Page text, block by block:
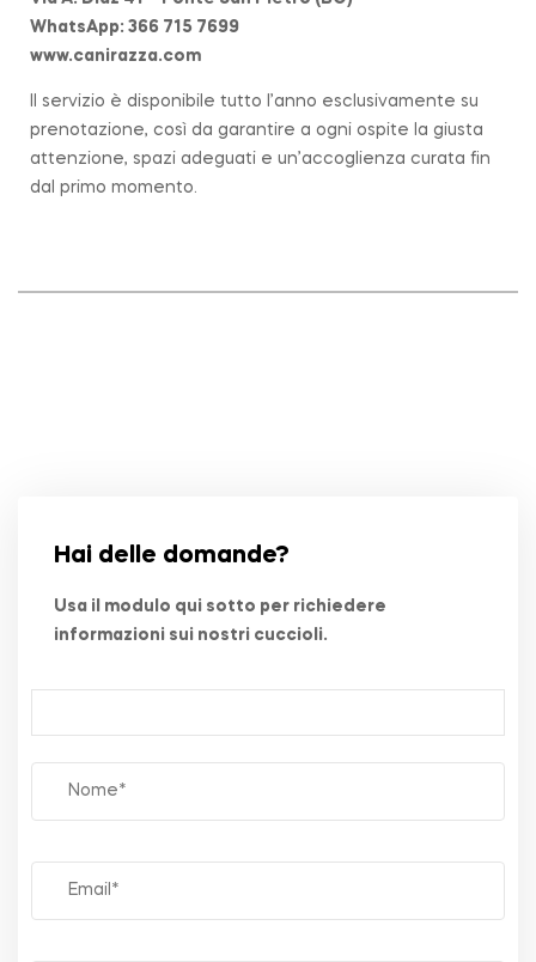
WhatsApp: 366 715 7699
www.canirazza.com
Il servizio è disponibile tutto l’anno esclusivamente su
prenotazione, così da garantire a ogni ospite la giusta
attenzione, spazi adeguati e un’accoglienza curata fin
dal primo momento.
Hai delle domande?
Usa il modulo qui sotto per richiedere
informazioni sui nostri cuccioli.